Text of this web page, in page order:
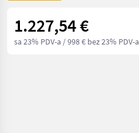
1.227,54 €
sa 23% PDV-a / 998 € bez 23% PDV-a